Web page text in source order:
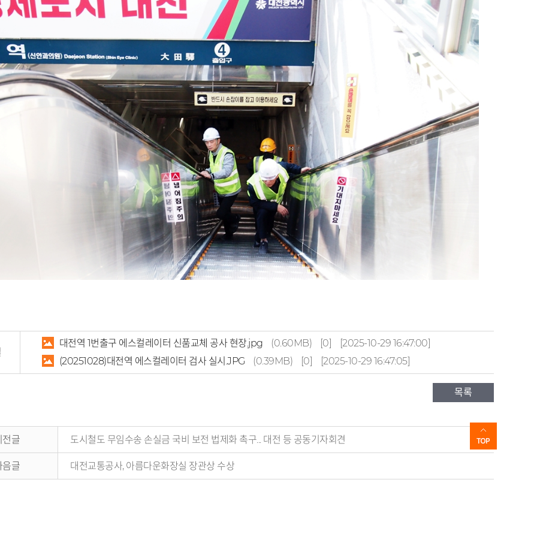
대전역 1번출구 에스컬레이터 신품교체 공사 현장.jpg (0.60MB) [0]
[2025-10-29 16:47:00]
(20251028)대전역 에스컬레이터 검사 실시.JPG
(0.39MB) [0] [2025-10-29 16:47:05]
목록
전글 도시철도 무임수송 손실금 국비 보전 법제화 촉구... 대전 등 공동기자회견
음글 대전교통공사, 아름다운화장실 장관상 수상